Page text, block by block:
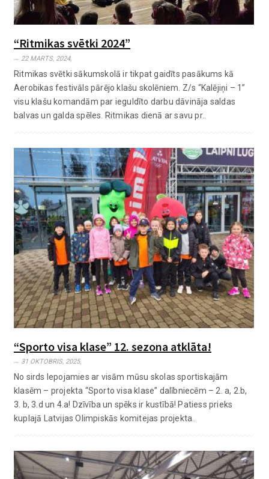
“Ritmikas svētki 2024”
22 MARTS, 2024,
Ritmikas svētki sākumskolā ir tikpat gaidīts pasākums kā
Aerobikas festivāls pārējo klašu skolēniem. Z/s “Kalējiņi – 1”
visu klašu komandām par ieguldīto darbu dāvināja saldas
balvas un galda spēles. Ritmikas dienā ar savu pr..
“Sporto visa klase” 12. sezona atklāta!
31 OKTOBRIS, 2025,
No sirds lepojamies ar visām mūsu skolas sportiskajām
klasēm – projekta “Sporto visa klase” dalībniecēm – 2. a, 2.b,
3. b, 3.d un 4.a! Dzīvība un spēks ir kustībā! Patiess prieks
kuplajā Latvijas Olimpiskās komitejas projekta..